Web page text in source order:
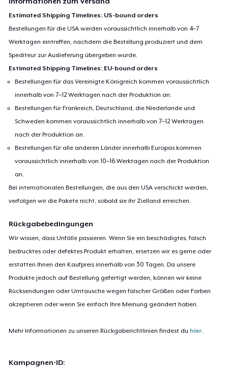
Estimated Shipping Timelines: US-bound orders
Bestellungen für die USA werden voraussichtlich innerhalb von 4–7
Werktagen eintreffen, nachdem die Bestellung produziert und dem
Spediteur zur Auslieferung übergeben wurde.
Estimated Shipping Timelines: EU-bound orders
Bestellungen für das Vereinigte Königreich kommen voraussichtlich
innerhalb von 7–12 Werktagen nach der Produktion an.
Bestellungen für Frankreich, Deutschland, die Niederlande und
Schweden kommen voraussichtlich innerhalb von 7–12 Werktagen
nach der Produktion an.
Bestellungen für alle anderen Länder innerhalb Europas kommen
voraussichtlich innerhalb von 10–16 Werktagen nach der Produktion
an.
Bei internationalen Bestellungen, die aus den USA verschickt werden,
verfolgen wir die Pakete nicht, sobald sie ihr Zielland erreichen.
Rückgabebedingungen
Wir wissen, dass Unfälle passieren. Wenn Sie ein beschädigtes, falsch
bedrucktes oder defektes Produkt erhalten, ersetzen wir es gerne oder
erstatten Ihnen den Kaufpreis innerhalb von 30 Tagen. Da unsere
Produkte jedoch auf Bestellung gefertigt werden, können wir keine
Rücksendungen oder Umtausche wegen falscher Größen oder Farben
akzeptieren oder wenn Sie einfach Ihre Meinung geändert haben.
Mehr Informationen zu unseren Rückgaberichtlinien findest du hier
Kampagnen-ID: